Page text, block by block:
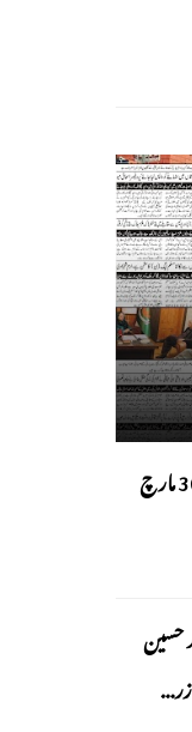
روزنامہ دوراہا اسلام آباد 30 مارچ
حسین